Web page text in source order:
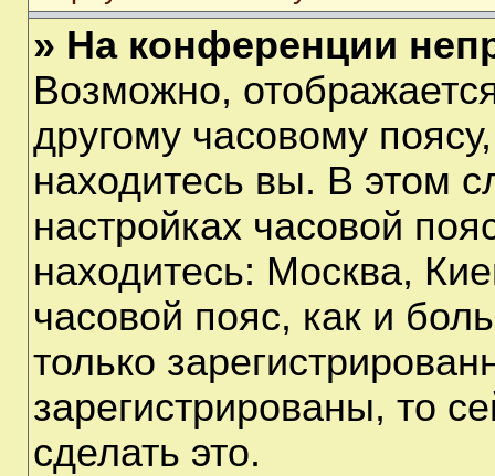
» На конференции
Возможно,
другому часовому
находитесь вы. В этом
настройках часовой
находитесь: Москва,
часовой пояс, как и
только
зарегистрированы, то
сделать это.